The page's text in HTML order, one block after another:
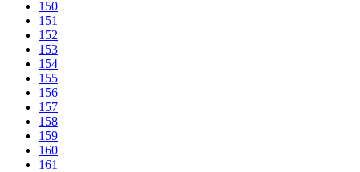
150
151
152
153
154
155
156
157
158
159
160
161